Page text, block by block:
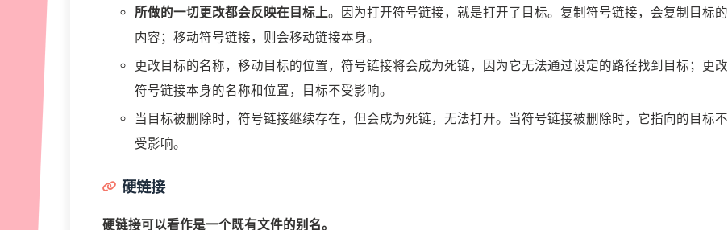
所做的一切更改都会反映在目标上。因为打开符号链接，就是打开了目标。复制符号链接，会复制目标的
内容；移动符号链接，则会移动链接本身。
更改目标的名称，移动目标的位置，符号链接将会成为死链，因为它无法通过设定的路径找到目标；更改
符号链接本身的名称和位置，目标不受影响。
当目标被删除时，符号链接继续存在，但会成为死链，无法打开。当符号链接被删除时，它指向的目标不
受影响。
硬链接
硬链接可以看作是一个既有文件的别名。